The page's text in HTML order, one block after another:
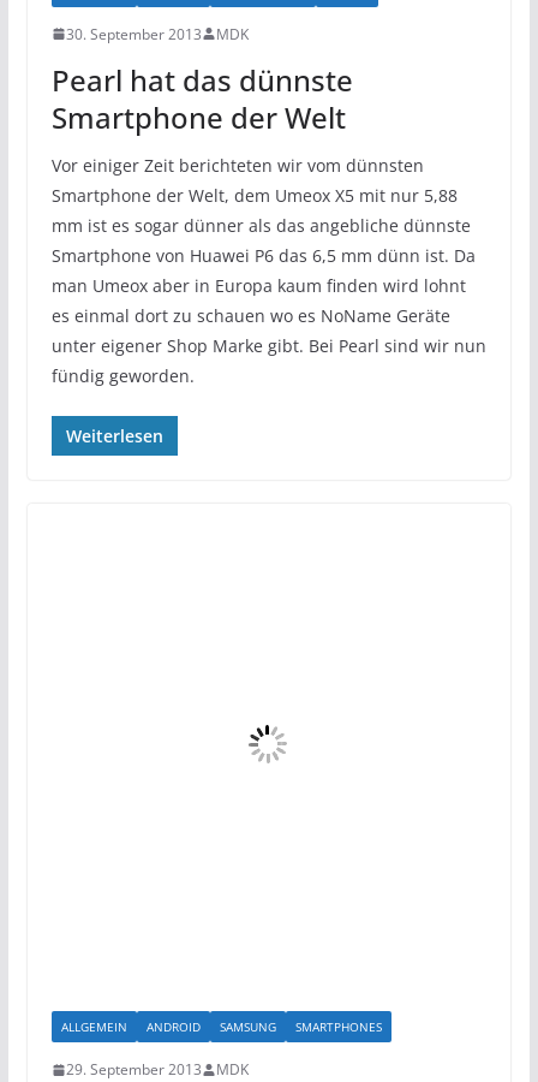
30. September 2013 MDK
Pearl hat das dünnste
Smartphone der Welt
Vor einiger Zeit berichteten wir vom dünnsten
Smartphone der Welt, dem Umeox X5 mit nur 5,88
mm ist es sogar dünner als das angebliche dünnste
Smartphone von Huawei P6 das 6,5 mm dünn ist. Da
man Umeox aber in Europa kaum finden wird lohnt
es einmal dort zu schauen wo es NoName Geräte
unter eigener Shop Marke gibt. Bei Pearl sind wir nun
fündig geworden.
Weiterlesen
ALLGEMEIN ANDROID SAMSUNG SMARTPHONES
29. September 2013 MDK